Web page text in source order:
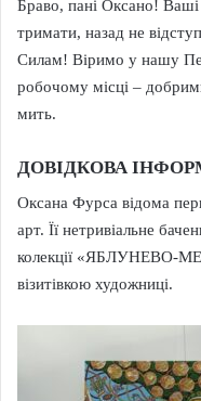
Браво, пані Оксано!
тримати, назад не
Силам! Віримо у нашу
робочому місці –
мить.
ДОВІДКОВА
Оксана Фурса відома
арт. Її нетривіальне
колекції «ЯБЛУНЕВО-
візитівкою художниці.